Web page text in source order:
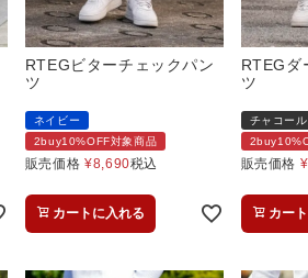
RTEGビターチェックパン
ツ
ネイビー
2buy10%OFF対象商品
販売価格 ¥8,690税込
カートに入れる
RTEGダ
ツ
チャコー
販売価格 ¥
カー